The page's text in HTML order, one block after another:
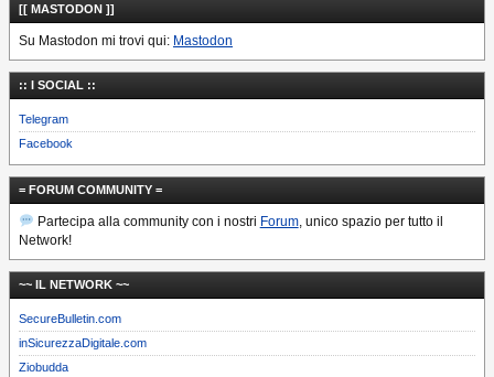
[[ MASTODON ]]
Su Mastodon mi trovi qui: Mastodon
:: I SOCIAL ::
Telegram
Facebook
= FORUM COMMUNITY =
Partecipa alla community con i nostri Forum, unico spazio per tutto il
Network!
~~ IL NETWORK ~~
SecureBulletin.com
inSicurezzaDigitale.com
Ziobudda